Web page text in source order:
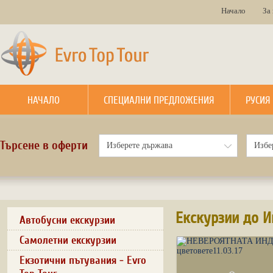
Начало За
НАЧАЛО СПЕЦИАЛНИ ПРЕДЛОЖЕНИЯ РУСИЯ
Търсене в оферти
Автобусни екскурзии
Самолетни екскурзии
Екзотични пътувания - Evro
Екскурзии до